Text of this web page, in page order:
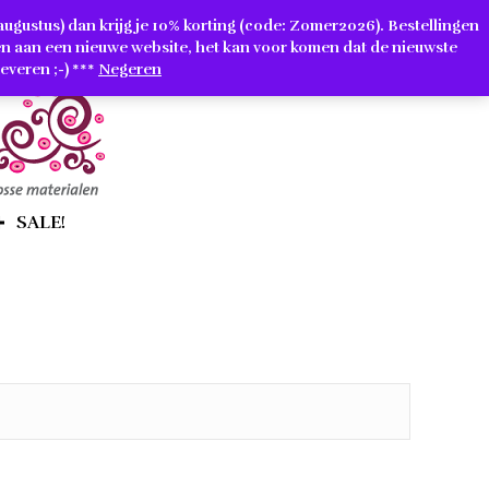
dan krijg je 10% korting (code: Zomer2026). Bestellingen
een nieuwe website, het kan voor komen dat de nieuwste
;-) *** Negeren
SALE!